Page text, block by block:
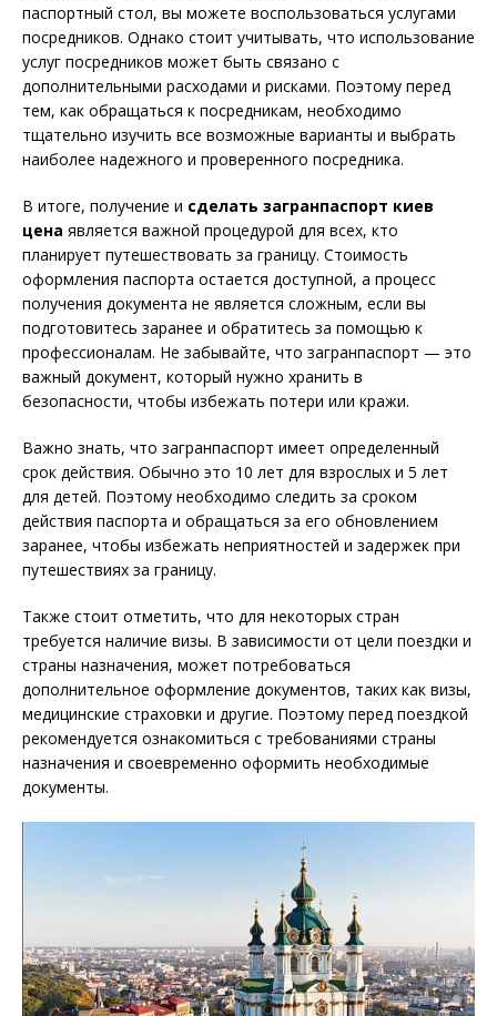
паспортный стол, вы можете воспользоваться услугами
посредников. Однако стоит учитывать, что использование
услуг посредников может быть связано с
дополнительными расходами и рисками. Поэтому перед
тем, как обращаться к посредникам, необходимо
тщательно изучить все возможные варианты и выбрать
наиболее надежного и проверенного посредника.
В итоге, получение и сделать загранпаспорт киев
цена является важной процедурой для всех, кто
планирует путешествовать за границу. Стоимость
оформления паспорта остается доступной, а процесс
получения документа не является сложным, если вы
подготовитесь заранее и обратитесь за помощью к
профессионалам. Не забывайте, что загранпаспорт — это
важный документ, который нужно хранить в
безопасности, чтобы избежать потери или кражи.
Важно знать, что загранпаспорт имеет определенный
срок действия. Обычно это 10 лет для взрослых и 5 лет
для детей. Поэтому необходимо следить за сроком
действия паспорта и обращаться за его обновлением
заранее, чтобы избежать неприятностей и задержек при
путешествиях за границу.
Также стоит отметить, что для некоторых стран
требуется наличие визы. В зависимости от цели поездки и
страны назначения, может потребоваться
дополнительное оформление документов, таких как визы,
медицинские страховки и другие. Поэтому перед поездкой
рекомендуется ознакомиться с требованиями страны
назначения и своевременно оформить необходимые
документы.